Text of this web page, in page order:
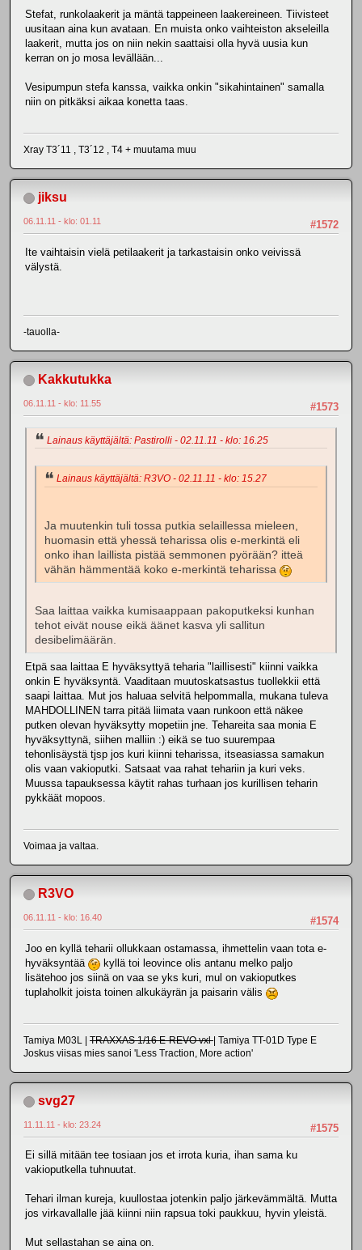
Stefat, runkolaakerit ja mäntä tappeineen laakereineen. Tiivisteet
uusitaan aina kun avataan. En muista onko vaihteiston akseleilla
laakerit, mutta jos on niin nekin saattaisi olla hyvä uusia kun
kerran on jo mosa levällään...
Vesipumpun stefa kanssa, vaikka onkin "sikahintainen" samalla
niin on pitkäksi aikaa konetta taas.
Xray T3´11 , T3´12 , T4 + muutama muu
jiksu
#1572
06.11.11 - klo: 01.11
Ite vaihtaisin vielä petilaakerit ja tarkastaisin onko veivissä
välystä.
-tauolla-
Kakkutukka
#1573
06.11.11 - klo: 11.55
Lainaus käyttäjältä: Pastirolli - 02.11.11 - klo: 16.25
Lainaus käyttäjältä: R3VO - 02.11.11 - klo: 15.27
Ja muutenkin tuli tossa putkia selaillessa mieleen,
huomasin että yhessä teharissa olis e-merkintä eli
onko ihan laillista pistää semmonen pyörään? itteä
vähän hämmentää koko e-merkintä teharissa
Saa laittaa vaikka kumisaappaan pakoputkeksi kunhan
tehot eivät nouse eikä äänet kasva yli sallitun
desibelimäärän.
Etpä saa laittaa E hyväksyttyä teharia "laillisesti" kiinni vaikka
onkin E hyväksyntä. Vaaditaan muutoskatsastus tuollekkii että
saapi laittaa. Mut jos haluaa selvitä helpommalla, mukana tuleva
MAHDOLLINEN tarra pitää liimata vaan runkoon että näkee
putken olevan hyväksytty mopetiin jne. Tehareita saa monia E
hyväksyttynä, siihen malliin :) eikä se tuo suurempaa
tehonlisäystä tjsp jos kuri kiinni teharissa, itseasiassa samakun
olis vaan vakioputki. Satsaat vaa rahat tehariin ja kuri veks.
Muussa tapauksessa käytit rahas turhaan jos kurillisen teharin
pykkäät mopoos.
Voimaa ja valtaa.
R3VO
#1574
06.11.11 - klo: 16.40
Joo en kyllä teharii ollukkaan ostamassa, ihmettelin vaan tota e-
hyväksyntää
kyllä toi leovince olis antanu melko paljo
lisätehoo jos siinä on vaa se yks kuri, mul on vakioputkes
tuplaholkit joista toinen alkukäyrän ja paisarin välis
Tamiya M03L | TRAXXAS 1/16 E-REVO vxl | Tamiya TT-01D Type E
Joskus viisas mies sanoi 'Less Traction, More action'
svg27
#1575
11.11.11 - klo: 23.24
Ei sillä mitään tee tosiaan jos et irrota kuria, ihan sama ku
vakioputkella tuhnuutat.
Tehari ilman kureja, kuullostaa jotenkin paljo järkevämmältä. Mutta
jos virkavallalle jää kiinni niin rapsua toki paukkuu, hyvin yleistä.
Mut sellastahan se aina on.